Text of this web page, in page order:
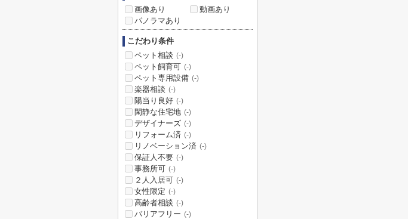
画像あり
動画あり
パノラマあり
こだわり条件
ペット相談 (-)
ペット飼育可 (-)
ペット専用設備 (-)
楽器相談 (-)
陽当り良好 (-)
閑静な住宅地 (-)
デザイナーズ (-)
リフォーム済 (-)
リノベーション済 (-)
保証人不要 (-)
事務所可 (-)
２人入居可 (-)
女性限定 (-)
高齢者相談 (-)
バリアフリー (-)